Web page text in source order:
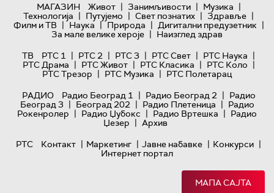
МАГАЗИН
Живот | Занимљивости | Музика |
Технологијa | Путујемо | Свет познатих | Здравље |
Филм и ТВ | Наука | Природа | Дигитални предузетник |
За мале велике хероје | Наизглед здрав
ТВ
РТС 1 | РТС 2 | РТС 3 | РТС Свет | РТС Наука |
РТС Драма | РТС Живот | РТС Класика | РТС Коло |
РТС Трезор | РТС Музика | РТС Полетарац
РАДИО
Радио Београд 1 | Радио Београд 2 | Радио
Београд 3 | Београд 202 | Радио Плетеница | Радио
Рокенролер | Радио Џубокс | Радио Вртешка | Радио
Џезер | Архив
РТС
Контакт | Маркетинг | Јавне набавке | Конкурси |
Интернет портал
МАПА САЈТА